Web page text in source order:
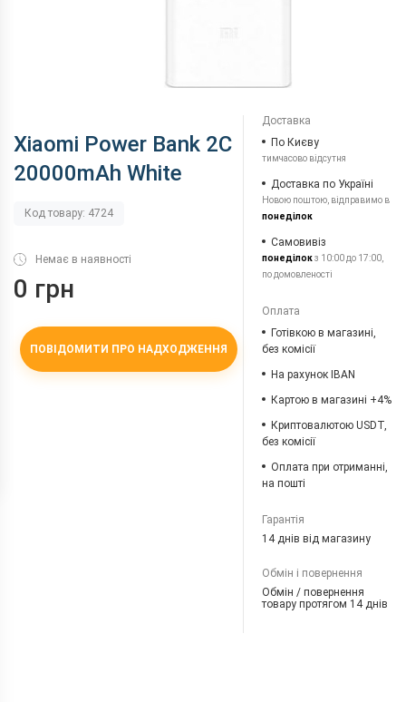
Xiaomi Power Bank 2C
20000mAh White
Код товару: 4724
Немає в наявності
0 грн
ПОВІДОМИТИ ПРО НАДХОДЖЕННЯ
Доставка
По Києву
тимчасово відсутня
Доставка по Україні
Новою поштою, відправимо в
понеділок
Самовивіз
понеділокз 10:00 до 17:00,
по домовленості
Оплата
Готівкою в магазині,
без комісії
На рахунок IBAN
Картою в магазині +4%
Криптовалютою USDT,
без комісії
Оплата при отриманні,
на пошті
Гарантія
14 днів від магазину
Обмін і повернення
Обмін / повернення
товару протягом 14 днів